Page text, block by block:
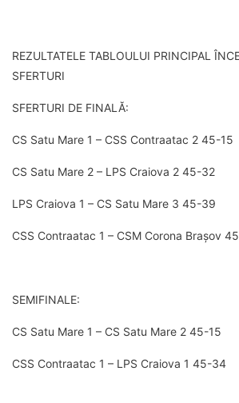
REZULTATELE TABLOULUI PRINCIPAL
SFERTURI
SFERTURI DE FINALĂ:
CS Satu Mare 1 – CSS Contraatac 2 45-15
CS Satu Mare 2 – LPS Craiova 2 45-32
LPS Craiova 1 – CS Satu Mare 3 45-39
CSS Contraatac 1 – CSM Corona Brașov
SEMIFINALE:
CS Satu Mare 1 – CS Satu Mare 2 45-15
CSS Contraatac 1 – LPS Craiova 1 45-34